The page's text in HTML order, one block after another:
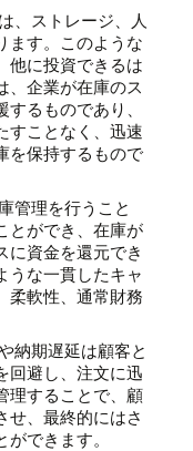
、ストレージ、人
ます。このような
他に投資できるは
、企業が在庫のス
るものであり、
すことなく、迅速
を保持するもので
管理を行うこと
とができ、在庫が
に資金を還元でき
うな一貫したキャ
柔軟性、通常財務
納期遅延は顧客と
回避し、注文に迅
理することで、顧
せ、最終的にはさ
できます。